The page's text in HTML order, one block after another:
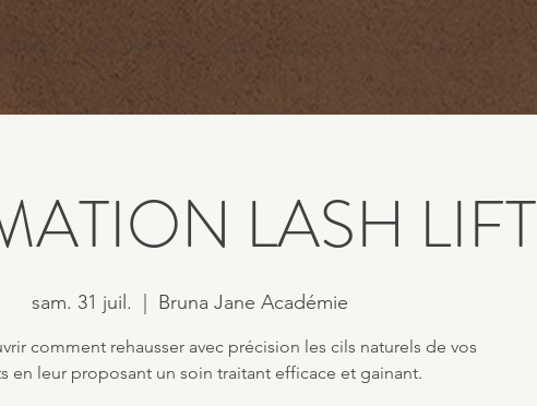
MON APPROCHE BOOK ONLINE CONTACTEZ-NOUS
LASH LIFT
sam. 31 juil. Bruna Jane Académie
comment rehausser avec précision les cils naturels de vos
en leur proposant un soin traitant efficace et gainant.